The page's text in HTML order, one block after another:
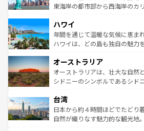
ことができる。国民の所得が高
ば市内交通費無料で観光を楽しむこと
着のスイス情報はコンテンツ一覧
東海岸の都市部から西海岸のカ
のような巨大都市は、観光、シ
ンメントが詰まった刺激的なス
西部には大自然が広がり、グラ
部のニューオーリンズでは、音
文化が魅力。旅行者はアメリカ
しみながら、その多様性と豊か
ならではの贅沢な旅のスタイルだ。 なお、新着のアメ
情報はコンテンツ一覧を参照し
ハワイ
年間を通じて温暖な気候に恵ま
ハワイは、どの島も独自の魅力
ワイ島は見逃せない。また、定
島だが、静かな自然を求めるな
おすすめ。エメラルドグリーン
れるおもてなしの心で訪れる人
人々、おいしいローカルフード
ク、伝統的なフラダンスなど、
オーストラリア
オーストラリアは、壮大な自然
シドニーのシンボルであるシド
リアリーフや大陸中央部にそび
ク）、タスマニアの美しい原生
ど、見どころがたくさん。また
台湾
日本から約４時間ほどでたどり
自然が織りなす魅力的な観光地